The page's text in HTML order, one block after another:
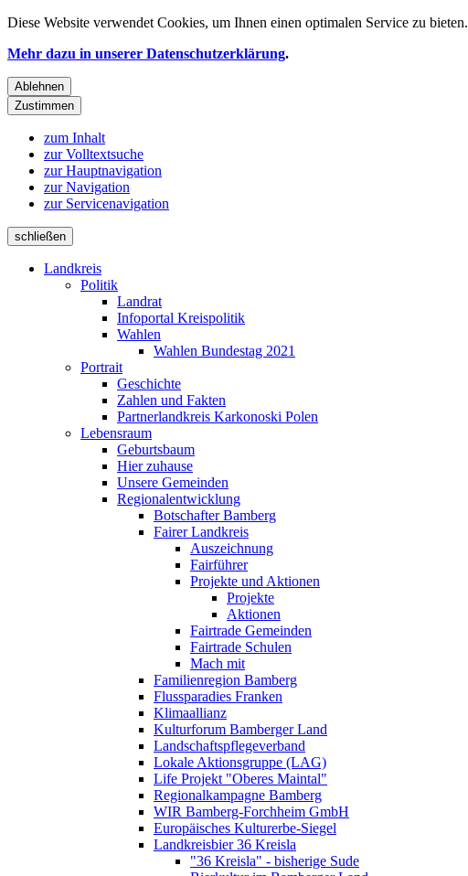
Diese Website verwendet Cookies, um Ihnen einen optimalen Service zu bieten.
Mehr dazu in unserer Datenschutzerklärung.
Ablehnen
Zustimmen
zum Inhalt
zur Volltextsuche
zur Hauptnavigation
zur Navigation
zur Servicenavigation
schließen
Landkreis
Politik
Landrat
Infoportal Kreispolitik
Wahlen
Wahlen Bundestag 2021
Portrait
Geschichte
Zahlen und Fakten
Partnerlandkreis Karkonoski Polen
Lebensraum
Geburtsbaum
Hier zuhause
Unsere Gemeinden
Regionalentwicklung
Botschafter Bamberg
Fairer Landkreis
Auszeichnung
Fairführer
Projekte und Aktionen
Projekte
Aktionen
Fairtrade Gemeinden
Fairtrade Schulen
Mach mit
Familienregion Bamberg
Flussparadies Franken
Klimaallianz
Kulturforum Bamberger Land
Landschaftspflegeverband
Lokale Aktionsgruppe (LAG)
Life Projekt "Oberes Maintal"
Regionalkampagne Bamberg
WIR Bamberg-Forchheim GmbH
Europäisches Kulturerbe-Siegel
Landkreisbier 36 Kreisla
"36 Kreisla" - bisherige Sude